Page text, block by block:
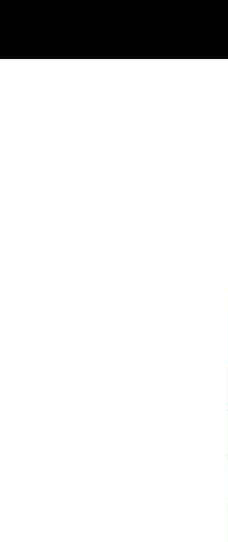
springen